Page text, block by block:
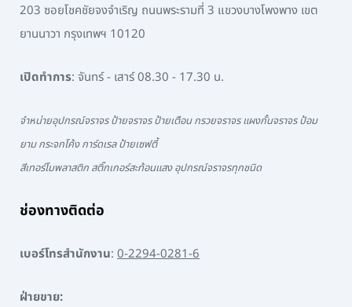
203 ซอยโชคชัยจงจำเริญ ถนนพระรามที่ 3 แขวงบางโพงพาง เขต
ยานนาวา กรุงเทพฯ 10120
เปิดทำการ: จันทร์ - เสาร์ 08.30 - 17.30 น.
จำหน่ายอุปกรณ์จราจร ป้ายจราจร ป้ายเตือน กรวยจราจร แผงกั้นจราจร ป้อม
ยาม กระจกโค้ง การ์ดเรล ป้ายเซฟตี้
สีเทอร์โมพลาสติก สติ๊กเกอร์สะท้อนแสง อุปกรณ์จราจรทุกชนิด
ช่องทางติดต่อ
เบอร์โทรสำนักงาน: 0-2294-0281-6
ฝ่ายขาย: